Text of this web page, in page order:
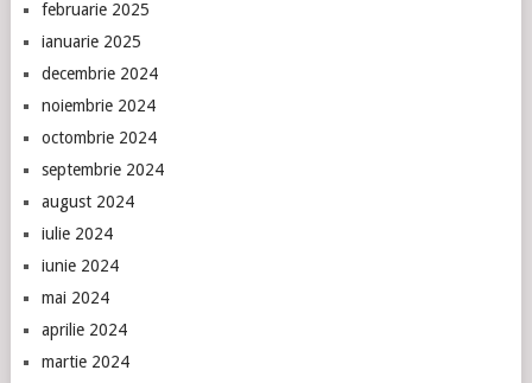
februarie 2025
ianuarie 2025
decembrie 2024
noiembrie 2024
octombrie 2024
septembrie 2024
august 2024
iulie 2024
iunie 2024
mai 2024
aprilie 2024
martie 2024